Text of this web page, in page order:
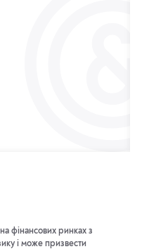
фінансових ринках з
і може призвести